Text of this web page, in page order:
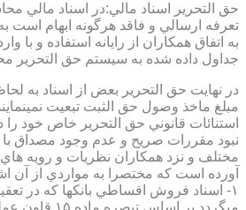
حق التحرير اسناد مالي:در اسناد مالي
تعرفه ارسالي و فاقد هرگونه ابهام است
به اتفاق همكاران از رايانه استفاده و با
جداول داده شده به سيستم حق التحرير
در نهايت حق التحرير بعض از اسناد به
مبلغ ماخذ وصول حق الثبت تبعيت
استنائات قانوني حق التحرير خاص خود
نبود مقررات صريح و عدم وجود مصداق با
مختلف و نزد همكاران نظريات و رويه
آورده است كه مختصرا به مواردي از آن
۱- اسناد فروش اقساطي بانكها كه در